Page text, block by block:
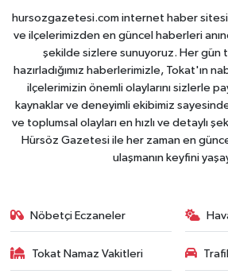
hursozgazetesi.com internet haber sitesi
ve ilçelerimizden en güncel haberleri
şekilde sizlere sunuyoruz. Her gün
hazırladığımız haberlerimizle, Tokat'ın
ilçelerimizin önemli olaylarını sizlerle
kaynaklar ve deneyimli ekibimiz
ve toplumsal olayları en hızlı ve detaylı
Hürsöz Gazetesi ile her zaman en
ulaşmanın keyfini
Nöbetçi Eczaneler
Tokat Namaz Vakitleri